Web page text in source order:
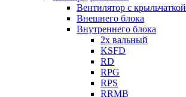
Вентилятор с крыльчаткой
Внешнего блока
Внутреннего блока
2х вальный
KSFD
RD
RPG
RPS
RRMB